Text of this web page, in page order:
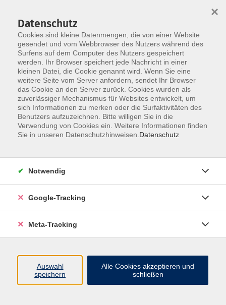
Skip to main content
Der Kurs konnte nicht gefunden werden.
Über uns
Datenschutz
Cookies sind kleine Datenmengen, die von einer Website
gesendet und vom Webbrowser des Nutzers während des
Surfens auf dem Computer des Nutzers gespeichert
werden. Ihr Browser speichert jede Nachricht in einer
kleinen Datei, die Cookie genannt wird. Wenn Sie eine
weitere Seite vom Server anfordern, sendet Ihr Browser
das Cookie an den Server zurück. Cookies wurden als
zuverlässiger Mechanismus für Websites entwickelt, um
sich Informationen zu merken oder die Surfaktivitäten des
Benutzers aufzuzeichnen. Bitte willigen Sie in die
Verwendung von Cookies ein. Weitere Informationen finden
Sie in unseren Datenschutzhinweisen. Datenschutz
×
Notwendig
Google-Tracking
Meta-Tracking
Auswahl
speichern
Alle Cookies akzeptieren und
schließen